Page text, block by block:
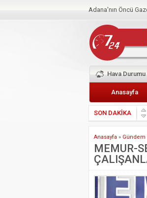
Adana'nın Öncü
Hava Durumu
Anasayfa
SON DAKİKA
Anasayfa » Gündem
MEMUR-